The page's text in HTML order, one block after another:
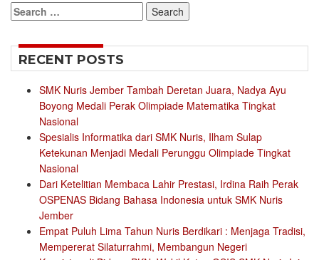
Search
for:
RECENT POSTS
SMK Nuris Jember Tambah Deretan Juara, Nadya Ayu
Boyong Medali Perak Olimpiade Matematika Tingkat
Nasional
Spesialis Informatika dari SMK Nuris, Ilham Sulap
Ketekunan Menjadi Medali Perunggu Olimpiade Tingkat
Nasional
Dari Ketelitian Membaca Lahir Prestasi, Irdina Raih Perak
OSPENAS Bidang Bahasa Indonesia untuk SMK Nuris
Jember
Empat Puluh Lima Tahun Nuris Berdikari : Menjaga Tradisi,
Mempererat Silaturrahmi, Membangun Negeri